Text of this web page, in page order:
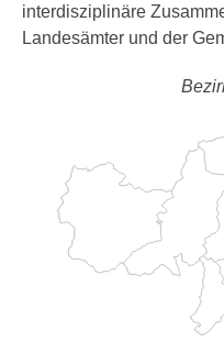
interdisziplinäre
Landesämter und der